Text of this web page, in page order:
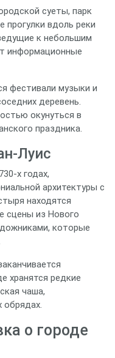
суеты, парк
прогулки вдоль реки
к небольшим
информационные
фестивали музыки и
деревень.
окунуться в
праздника.
Луис
годах,
архитектуры с
находятся
сцены из Нового
которые
хранятся редкие
чаша,
обрядах.
о городе